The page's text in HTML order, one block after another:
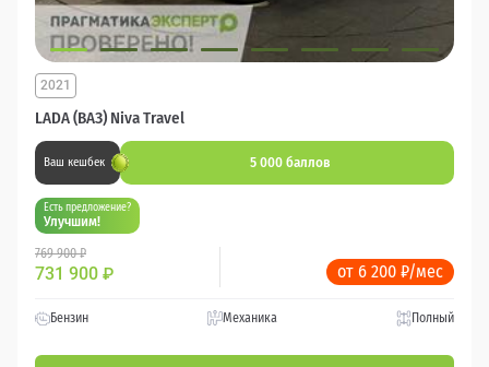
LADA (ВАЗ) Niva Travel
2021
Ваш кешбек 5 000 баллов
Есть предложение?
Улучшим!
769 900 ₽
731 900 ₽ от 6 200 ₽/мес
Бензин Механика Полный